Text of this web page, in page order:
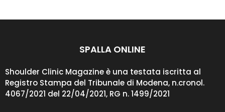
SPALLA ONLINE
Shoulder Clinic Magazine è una testata iscritta al
Registro Stampa del Tribunale di Modena, n.cronol.
4067/2021 del 22/04/2021, RG n. 1499/2021